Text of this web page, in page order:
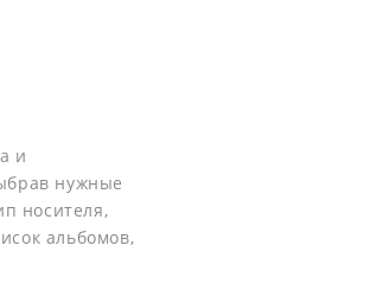
и
нужные
носителя,
альбомов,